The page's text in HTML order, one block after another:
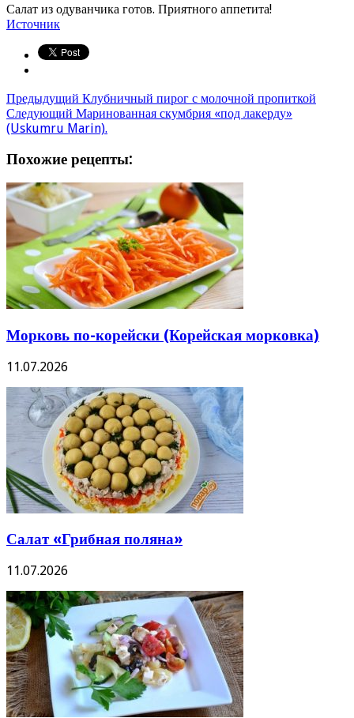
Салат из одуванчика готов. Приятного аппетита!
Источник
Предыдущий Клубничный пирог с молочной пропиткой
Следующий Маринованная скумбрия «под лакерду»
(Uskumru Marin).
Похожие рецепты:
Морковь по-корейски (Корейская морковка)
11.07.2026
Салат «Грибная поляна»
11.07.2026